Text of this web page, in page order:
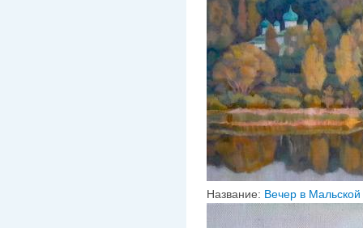
Название: Вечер в